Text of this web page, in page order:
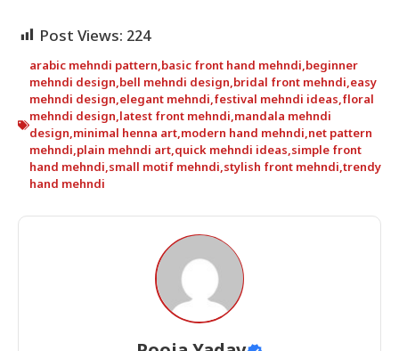
Post Views: 224
arabic mehndi pattern,basic front hand mehndi,beginner
mehndi design,bell mehndi design,bridal front mehndi,easy
mehndi design,elegant mehndi,festival mehndi ideas,floral
mehndi design,latest front mehndi,mandala mehndi
design,minimal henna art,modern hand mehndi,net pattern
mehndi,plain mehndi art,quick mehndi ideas,simple front
hand mehndi,small motif mehndi,stylish front mehndi,trendy
hand mehndi